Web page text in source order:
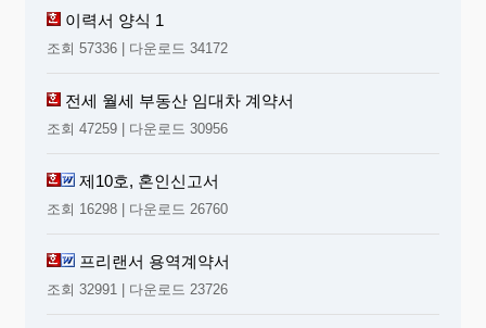
이력서 양식 1
조회 57336 | 다운로드 34172
전세 월세 부동산 임대차 계약서
조회 47259 | 다운로드 30956
제10호, 혼인신고서
조회 16298 | 다운로드 26760
프리랜서 용역계약서
조회 32991 | 다운로드 23726